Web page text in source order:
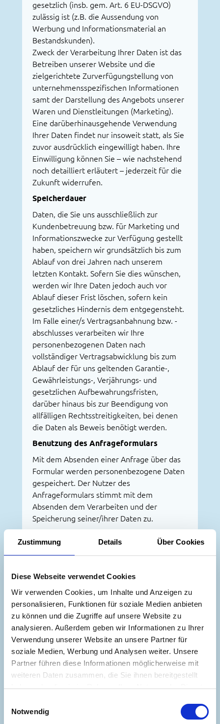
Zustimmung Details Über Cookies
Diese Webseite verwendet Cookies
Wir verwenden Cookies, um Inhalte und Anzeigen zu
personalisieren, Funktionen für soziale Medien anbieten
zu können und die Zugriffe auf unsere Website zu
analysieren. Außerdem geben wir Informationen zu Ihrer
Verwendung unserer Website an unsere Partner für
soziale Medien, Werbung und Analysen weiter. Unsere
Partner führen diese Informationen möglicherweise mit
weiteren Daten zusammen, die Sie ihnen bereitgestellt
haben oder die sie im Rahmen Ihrer Nutzung der Dienste
Notwendig
gesetzlich (insb. gem. Art. 6 EU-DSGVO)
zulässig ist (z.B. die Aussendung von
Werbung und Informationsmaterial an
Bestandskunden).
Zweck der Verarbeitung Ihrer Daten ist das
Betreiben unserer Website und die
zielgerichtete Zurverfügungstellung von
unternehmensspezifischen Informationen
samt der Darstellung des Angebots unserer
Waren und Dienstleitungen (Marketing).
Eine darüberhinausgehende Verwendung
Ihrer Daten findet nur insoweit statt, als Sie
zuvor ausdrücklich eingewilligt haben. Ihre
Einwilligung können Sie – wie nachstehend
noch detailliert erläutert – jederzeit für die
Zukunft widerrufen.
Speicherdauer
Daten, die Sie uns ausschließlich zur
Kundenbetreuung bzw. für Marketing und
Informationszwecke zur Verfügung gestellt
haben, speichern wir grundsätzlich bis zum
Ablauf von drei Jahren nach unserem
letzten Kontakt. Sofern Sie dies wünschen,
werden wir Ihre Daten jedoch auch vor
Ablauf dieser Frist löschen, sofern kein
gesetzliches Hindernis dem entgegensteht.
Im Falle einer/s Vertragsanbahnung bzw. -
abschlusses verarbeiten wir Ihre
personenbezogenen Daten nach
vollständiger Vertragsabwicklung bis zum
Ablauf der für uns geltenden Garantie-,
Gewährleistungs-, Verjährungs- und
gesetzlichen Aufbewahrungsfristen,
darüber hinaus bis zur Beendigung von
allfälligen Rechtsstreitigkeiten, bei denen
die Daten als Beweis benötigt werden.
Benutzung des Anfrageformulars
Mit dem Absenden einer Anfrage über das
Formular werden personenbezogene Daten
gespeichert. Der Nutzer des
Anfrageformulars stimmt mit dem
Absenden dem Verarbeiten und der
Speicherung seiner/ihrer Daten zu.
Webanalysedienst der Google Inc., 1600
ausführlich dargelegt wurde. Die durch
diese Cookies erzeugten Informationen
über Ihre Benutzung dieser Website werden
in der Regel an einen Server von Google
übertragen und dort gespeichert.
In unserem Auftrag benutzt Google diese
Website auszuwerten, um Reports über die
Websiteaktivitäten zusammenzustellen und